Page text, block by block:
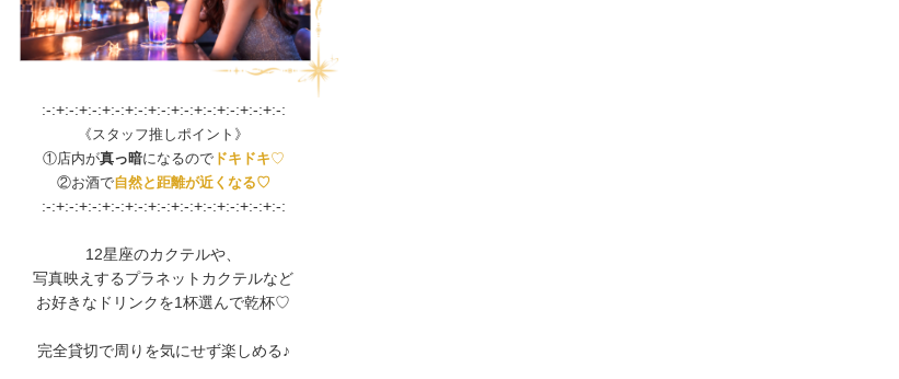
:-:+:-:+:-:+:-:+:-:+:-:+:-:+:-:+:-:+:-:+:-:
《スタッフ推しポイント》
①店内が真っ暗になるのでドキドキ♡
②お酒で自然と距離が近くなる♡
:-:+:-:+:-:+:-:+:-:+:-:+:-:+:-:+:-:+:-:+:-:
12星座のカクテルや、
写真映えするプラネットカクテルなど
お好きなドリンクを1杯選んで乾杯♡
完全貸切で周りを気にせず楽しめる♪